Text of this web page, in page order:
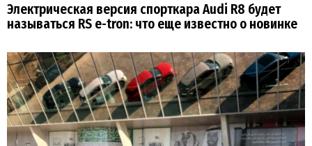
Электрическая версия спорткара Audi R8 будет
называться RS e-tron: что еще известно о новинке